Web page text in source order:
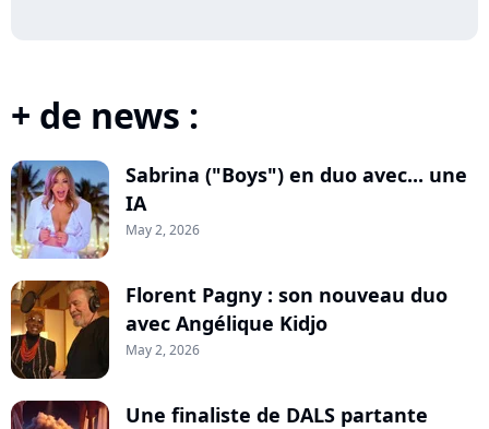
+ de news :
Sabrina ("Boys") en duo avec... une
IA
May 2, 2026
Florent Pagny : son nouveau duo
avec Angélique Kidjo
May 2, 2026
Une finaliste de DALS partante